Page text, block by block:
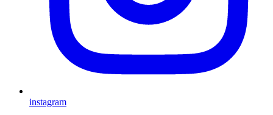
instagram